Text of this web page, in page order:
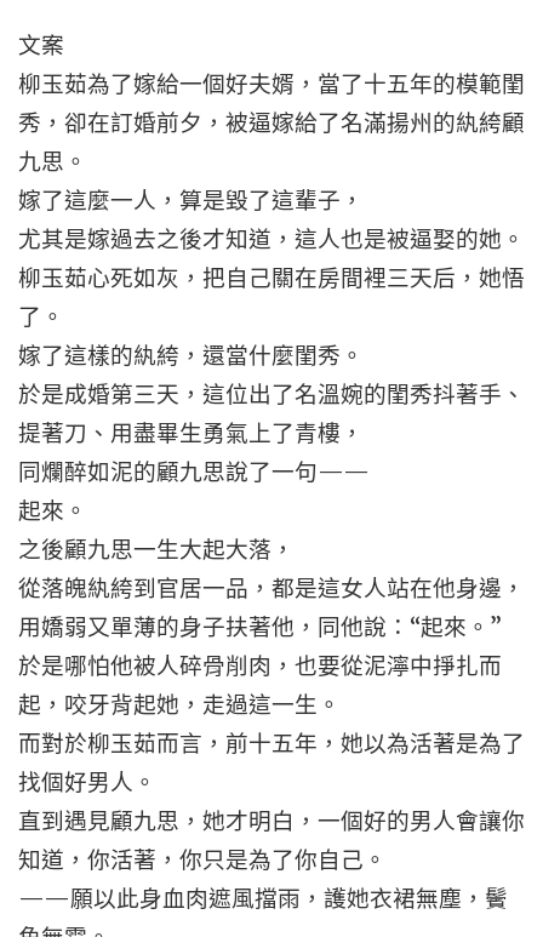
文案
柳玉茹為了嫁給一個好夫婿，當了十五年的模範閨
秀，卻在訂婚前夕，被逼嫁給了名滿揚州的紈絝顧
九思。
嫁了這麼一人，算是毀了這輩子，
尤其是嫁過去之後才知道，這人也是被逼娶的她。
柳玉茹心死如灰，把自己關在房間裡三天后，她悟
了。
嫁了這樣的紈絝，還當什麼閨秀。
於是成婚第三天，這位出了名溫婉的閨秀抖著手、
提著刀、用盡畢生勇氣上了青樓，
同爛醉如泥的顧九思說了一句——
起來。
之後顧九思一生大起大落，
從落魄紈絝到官居一品，都是這女人站在他身邊，
用嬌弱又單薄的身子扶著他，同他說：“起來。”
於是哪怕他被人碎骨削肉，也要從泥濘中掙扎而
起，咬牙背起她，走過這一生。
而對於柳玉茹而言，前十五年，她以為活著是為了
找個好男人。
直到遇見顧九思，她才明白，一個好的男人會讓你
知道，你活著，你只是為了你自己。
——願以此身血肉遮風擋雨，護她衣裙無塵，鬢